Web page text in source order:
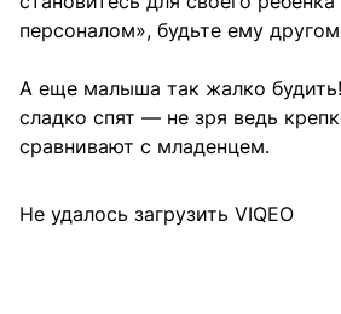
персоналом», будьте ему
А еще малыша так жалко
сладко спят — не зря ведь
сравнивают с младенцем.
Не удалось загрузить VIQEO